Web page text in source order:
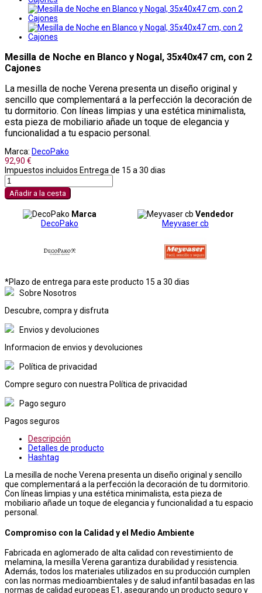
Mesilla de Noche en Blanco y Nogal, 35x40x47 cm, con 2
Cajones
La mesilla de noche Verena presenta un diseño original y
sencillo que complementará a la perfección la decoración de
tu dormitorio. Con líneas limpias y una estética minimalista,
esta pieza de mobiliario añade un toque de elegancia y
funcionalidad a tu espacio personal.
Marca: DecoPako
92,90 €
Impuestos incluidos Entrega de 15 a 30 dias
Añadir a la cesta
Marca
DecoPako
Vendedor
Meyvaser cb
*Plazo de entrega para este producto 15 a 30 dias
Sobre Nosotros
Descubre, compra y disfruta
Envios y devoluciones
Informacion de envios y devoluciones
Política de privacidad
Compre seguro con nuestra Política de privacidad
Pago seguro
Pagos seguros
Descripción
Detalles de producto
Hashtag
La mesilla de noche Verena presenta un diseño original y sencillo
que complementará a la perfección la decoración de tu dormitorio.
Con líneas limpias y una estética minimalista, esta pieza de
mobiliario añade un toque de elegancia y funcionalidad a tu espacio
personal.
Compromiso con la Calidad y el Medio Ambiente
Fabricada en aglomerado de alta calidad con revestimiento de
melamina, la mesilla Verena garantiza durabilidad y resistencia.
Además, todos los materiales utilizados en su producción cumplen
con las normas medioambientales y de salud infantil basadas en las
normas de calidad europeas E1, asegurando un producto seguro y